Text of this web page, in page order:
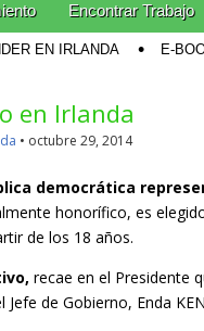
Encontrar Trabajo
EN IRLANDA E-
en Irlanda
• octubre 29, 2014
democrática
honorífico, es
de los 18 años.
recae en el Presidente
Jefe de Gobierno, Enda